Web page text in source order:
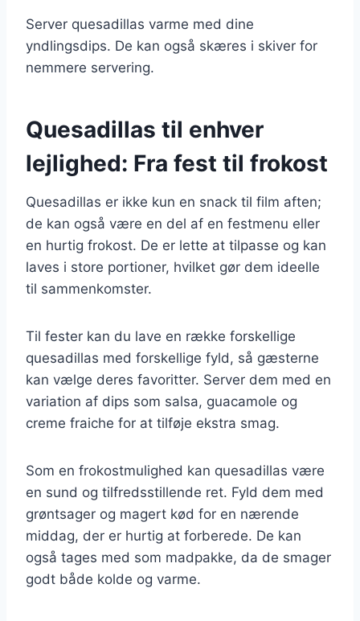
Server quesadillas varme med dine
yndlingsdips. De kan også skæres i skiver for
nemmere servering.
Quesadillas til enhver
lejlighed: Fra fest til frokost
Quesadillas er ikke kun en snack til film aften;
de kan også være en del af en festmenu eller
en hurtig frokost. De er lette at tilpasse og kan
laves i store portioner, hvilket gør dem ideelle
til sammenkomster.
Til fester kan du lave en række forskellige
quesadillas med forskellige fyld, så gæsterne
kan vælge deres favoritter. Server dem med en
variation af dips som salsa, guacamole og
creme fraiche for at tilføje ekstra smag.
Som en frokostmulighed kan quesadillas være
en sund og tilfredsstillende ret. Fyld dem med
grøntsager og magert kød for en nærende
middag, der er hurtig at forberede. De kan
også tages med som madpakke, da de smager
godt både kolde og varme.